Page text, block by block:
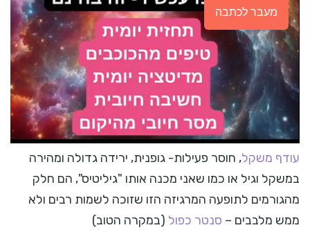
מעבר לכתבה
עודף משקל, חוסר פעילות- גופנית, ירידה גדולה ומהירה
במשקל וגיל או כמו שאני מכנה אותו "גיליטיס", הם חלק
מהגורמים לתופעה המרגיזה הזו שזוכה לשמות רבים ולא
ממש מלבבים – סנטר כפול (במקרה הטוב)